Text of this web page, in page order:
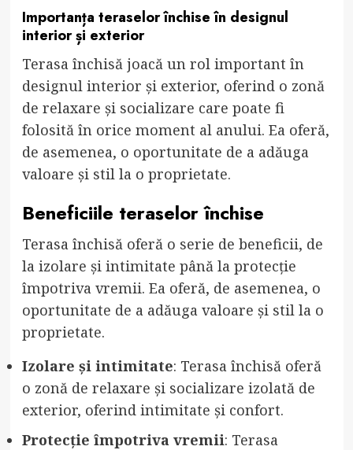
Importanța teraselor închise în designul
interior și exterior
Terasa închisă joacă un rol important în
designul interior și exterior, oferind o zonă
de relaxare și socializare care poate fi
folosită în orice moment al anului. Ea oferă,
de asemenea, o oportunitate de a adăuga
valoare și stil la o proprietate.
Beneficiile teraselor închise
Terasa închisă oferă o serie de beneficii, de
la izolare și intimitate până la protecție
împotriva vremii. Ea oferă, de asemenea, o
oportunitate de a adăuga valoare și stil la o
proprietate.
Izolare și intimitate: Terasa închisă oferă
o zonă de relaxare și socializare izolată de
exterior, oferind intimitate și confort.
Protecție împotriva vremii: Terasa